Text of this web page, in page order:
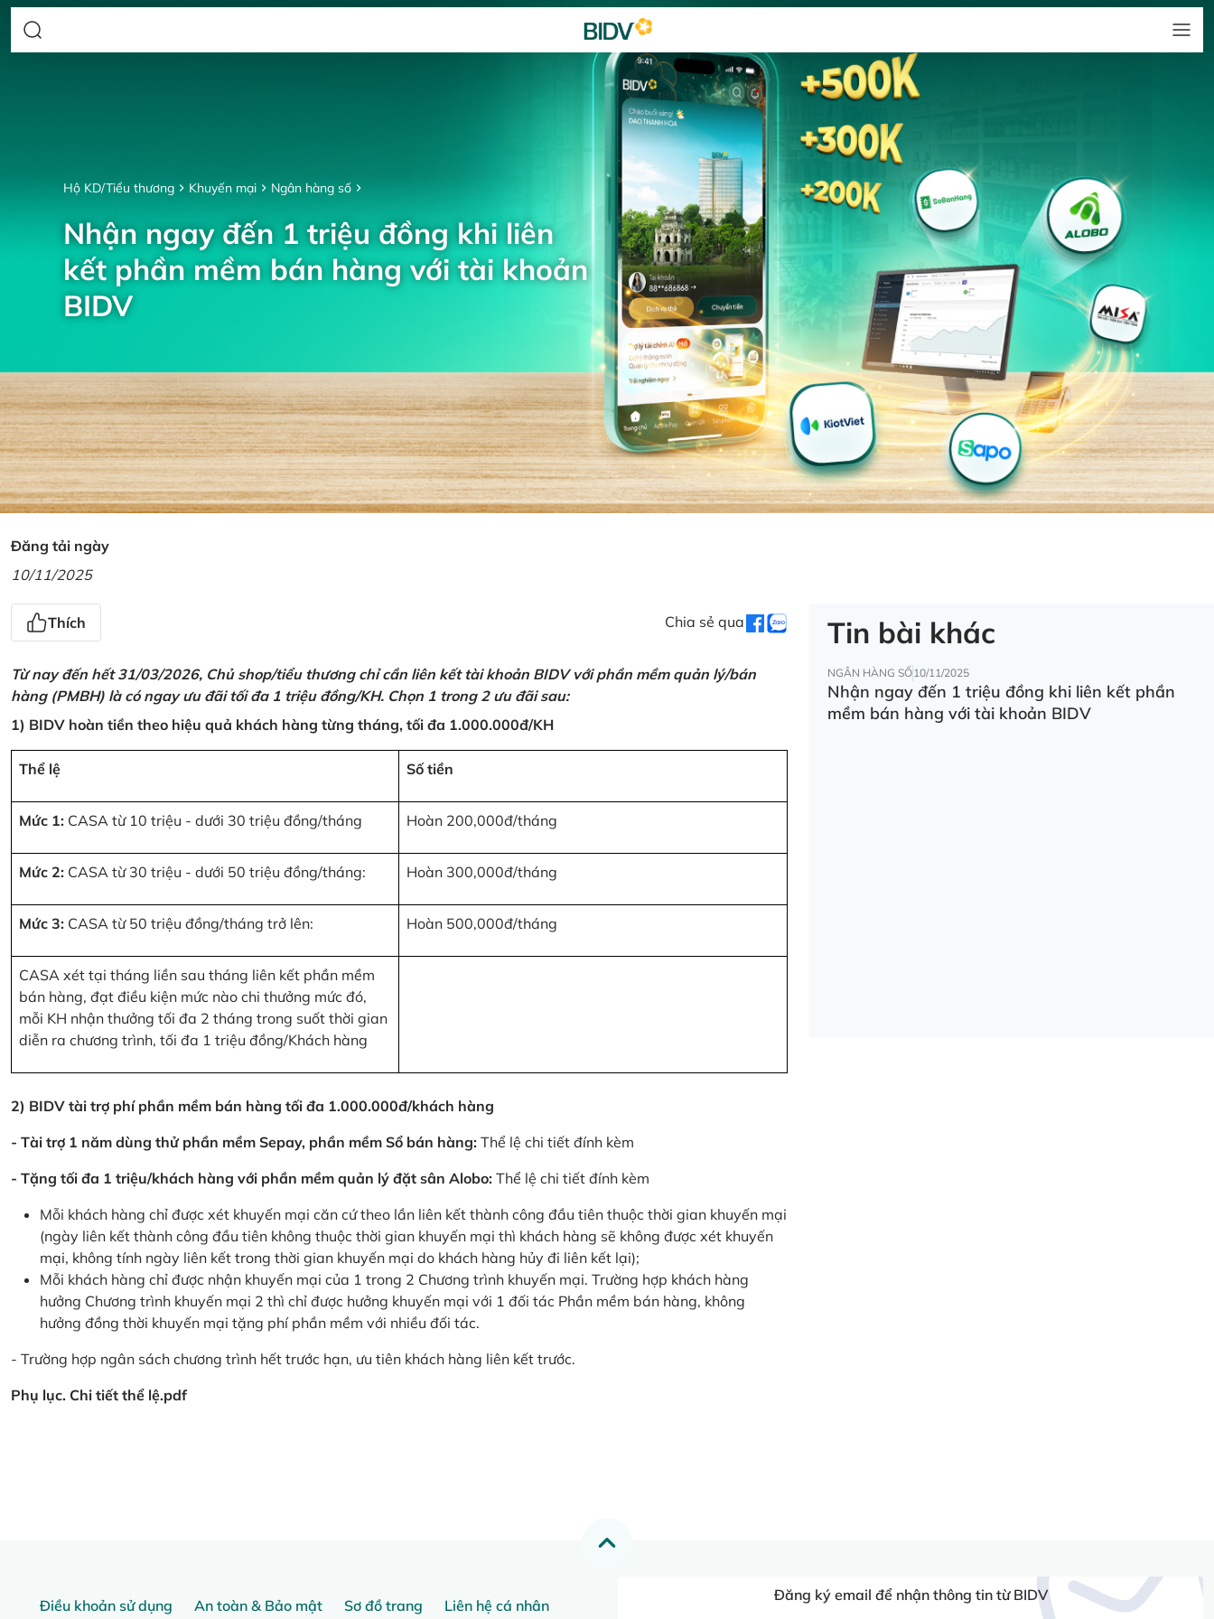
Hộ KD/Tiểu thương Khuyến mại Ngân hàng số
Nhận ngay đến 1 triệu đồng khi liên
kết phần mềm bán hàng với tài khoản
BIDV
Đăng tải ngày
10/11/2025
Thích Chia sẻ qua
Từ nay đến hết 31/03/2026, Chủ shop/tiểu thương chỉ cần liên kết tài khoản BIDV với phần mềm quản lý/bán
hàng (PMBH) là có ngay ưu đãi tối đa 1 triệu đồng/KH. Chọn 1 trong 2 ưu đãi sau:
1) BIDV hoàn tiền theo hiệu quả khách hàng từng tháng, tối đa 1.000.000đ/KH
Thể lệ Số tiền
Mức 1: CASA từ 10 triệu - dưới 30 triệu đồng/tháng Hoàn 200,000đ/tháng
Mức 2: CASA từ 30 triệu - dưới 50 triệu đồng/tháng: Hoàn 300,000đ/tháng
Mức 3: CASA từ 50 triệu đồng/tháng trở lên: Hoàn 500,000đ/tháng
CASA xét tại tháng liền sau tháng liên kết phần mềm
bán hàng, đạt điều kiện mức nào chi thưởng mức đó,
mỗi KH nhận thưởng tối đa 2 tháng trong suốt thời gian
diễn ra chương trình, tối đa 1 triệu đồng/Khách hàng
2) BIDV tài trợ phí phần mềm bán hàng tối đa 1.000.000đ/khách hàng
- Tài trợ 1 năm dùng thử phần mềm Sepay, phần mềm Sổ bán hàng: Thể lệ chi tiết đính kèm
- Tặng tối đa 1 triệu/khách hàng với phần mềm quản lý đặt sân Alobo: Thể lệ chi tiết đính kèm
Mỗi khách hàng chỉ được xét khuyến mại căn cứ theo lần liên kết thành công đầu tiên thuộc thời gian khuyến mại
(ngày liên kết thành công đầu tiên không thuộc thời gian khuyến mại thì khách hàng sẽ không được xét khuyến
mại, không tính ngày liên kết trong thời gian khuyến mại do khách hàng hủy đi liên kết lại);
Mỗi khách hàng chỉ được nhận khuyến mại của 1 trong 2 Chương trình khuyến mại. Trường hợp khách hàng
hưởng Chương trình khuyến mại 2 thì chỉ được hưởng khuyến mại với 1 đối tác Phần mềm bán hàng, không
hưởng đồng thời khuyến mại tặng phí phần mềm với nhiều đối tác.
- Trường hợp ngân sách chương trình hết trước hạn, ưu tiên khách hàng liên kết trước.
Phụ lục. Chi tiết thể lệ.pdf
Tin bài khác
NGÂN HÀNG SỐ10/11/2025
Nhận ngay đến 1 triệu đồng khi liên kết phần
mềm bán hàng với tài khoản BIDV
Điều khoản sử dụng An toàn & Bảo mật Sơ đồ trang
Liên hệ cá nhân
Đăng ký email để nhận thông tin từ BIDV